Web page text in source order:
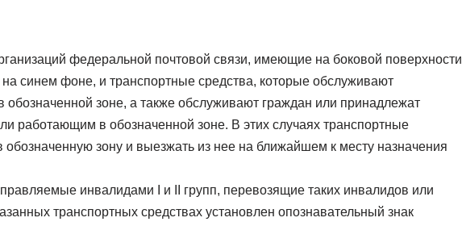
федеральной почтовой связи, имеющие на боковой поверхности
синем фоне, и транспортные средства, которые обслуживают
обозначенной зоне, а также обслуживают граждан или принадлежат
работающим в обозначенной зоне. В этих случаях транспортные
зону и выезжать из нее на ближайшем к месту назначения
инвалидами I и II групп, перевозящие таких инвалидов или
транспортных средствах установлен опознавательный знак